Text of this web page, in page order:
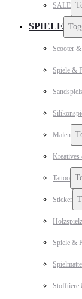
SALE
SPIELE
Scooter
Spiele &
Malen
Tattoo
Sticker
Spiele &
Stofftiere